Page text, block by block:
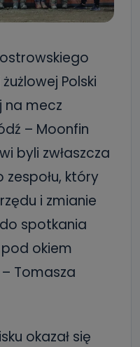
Polski
na mecz
– Moonfin
byli zwłaszcza
który
i zmianie
spotkania
okiem
Tomasza
okazał się